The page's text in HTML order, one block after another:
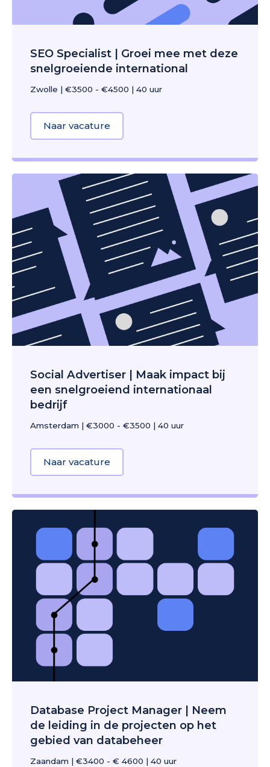
SEO Specialist | Groei mee met deze
snelgroeiende international
Zwolle | €3500 - €4500 | 40 uur
Naar vacature
Social Advertiser | Maak impact bij
een snelgroeiend internationaal
bedrijf
Amsterdam | €3000 - €3500 | 40 uur
Naar vacature
Database Project Manager | Neem
de leiding in de projecten op het
gebied van databeheer
Zaandam | €3400 - € 4600 | 40 uur